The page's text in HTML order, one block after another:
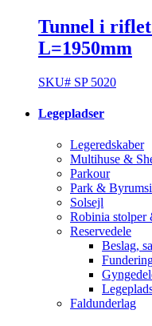
Tunnel i
L=1950mm
SKU# SP 5020
Legepladser
Legeredskaber
Multihuse &
Parkour
Park &
Solsejl
Robinia stolper
Reservedele
Beslag,
Faldunderlag